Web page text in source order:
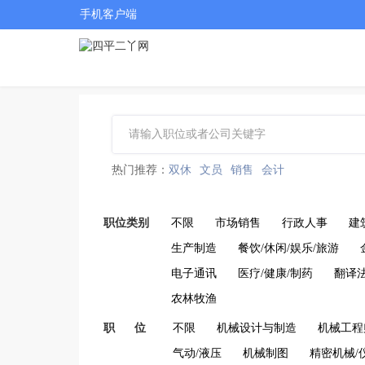
手机客户端
热门推荐： 双休 文员 销售 会计
职位类别 不限 市场销售 行政人事 建
生产制造 餐饮/休闲/娱乐/旅游
电子通讯 医疗/健康/制药 翻译
农林牧渔
职 位 不限 机械设计与制造 机械工
气动/液压 机械制图 精密机械/